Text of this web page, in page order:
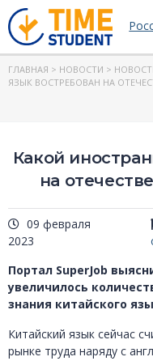
ГЛАВНАЯ > НОВОСТИ >
ЯЗЫК ВОСТРЕБОВАН НА
Какой
на
09 февраля
2023
Портал SuperJob
увеличилось
знания китайского
Китайский язык сейчас
рынке труда наряду с